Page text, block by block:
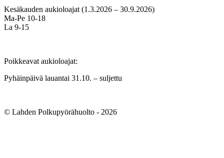
Kesäkauden aukioloajat (1.3.2026 – 30.9.2026)
Ma-Pe 10-18
La 9-15
Poikkeavat aukioloajat:
Pyhäinpäivä lauantai 31.10. – suljettu
© Lahden Polkupyörähuolto - 2026